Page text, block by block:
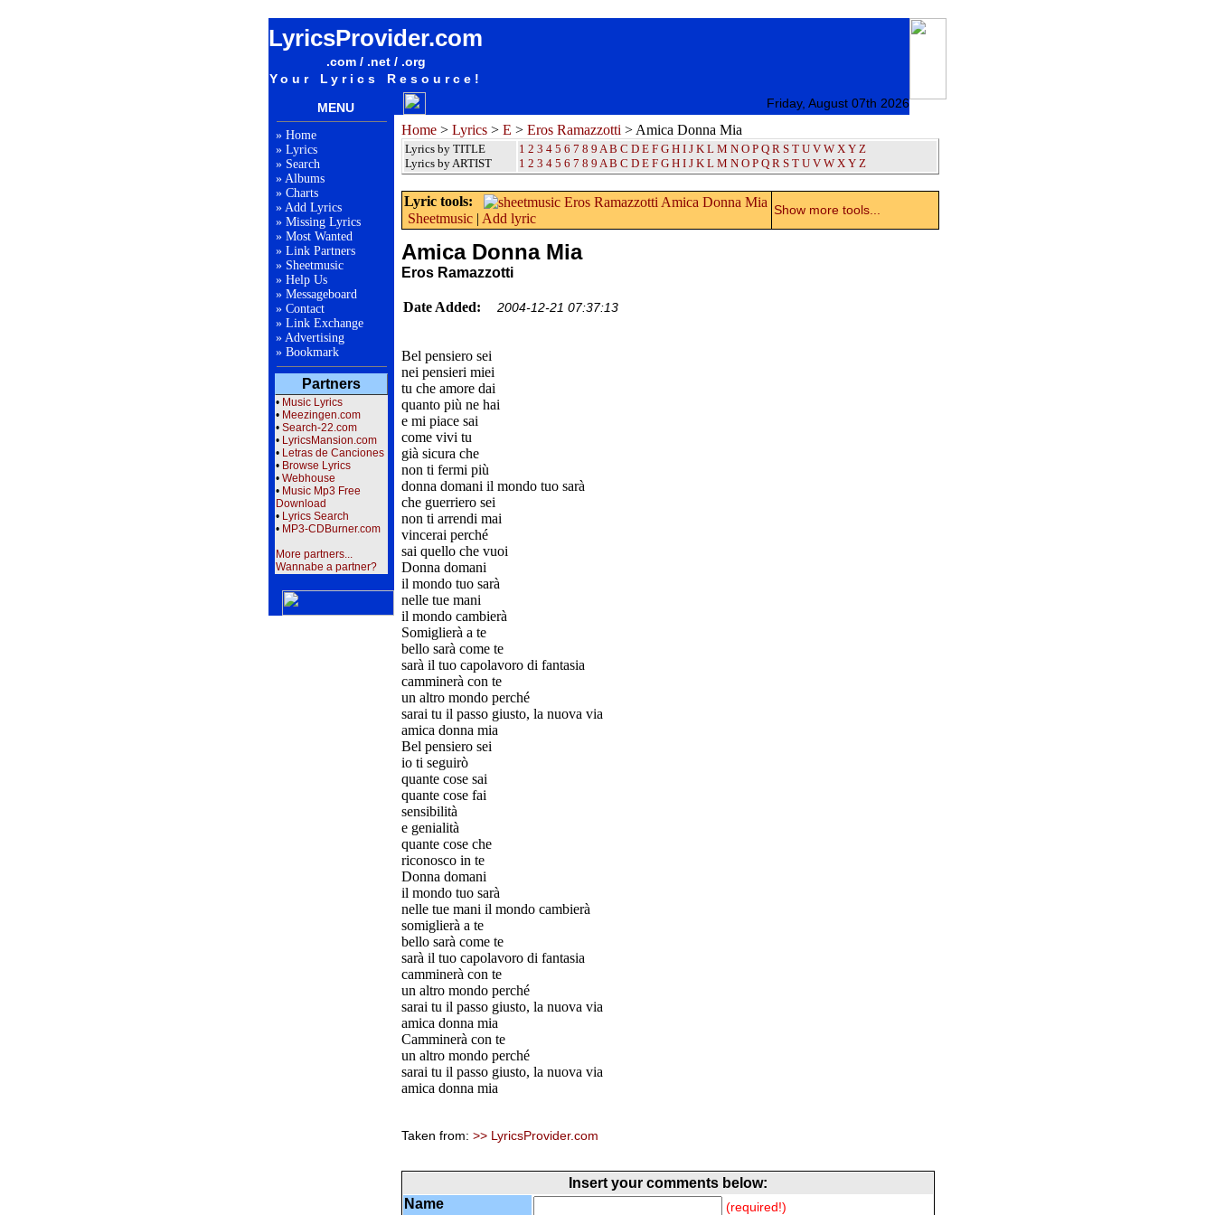
LyricsProvider.com
.com / .net / .org
Your Lyrics Resource!
MENU Friday, August 07th 2026
» Home
» Lyrics
» Search
» Albums
» Charts
» Add Lyrics
» Missing Lyrics
» Most Wanted
» Link Partners
» Sheetmusic
» Help Us
» Messageboard
» Contact
» Link Exchange
» Advertising
» Bookmark
Partners
• Music Lyrics
• Meezingen.com
• Search-22.com
• LyricsMansion.com
• Letras de Canciones
• Browse Lyrics
• Webhouse
• Music Mp3 Free
Download
• Lyrics Search
• MP3-CDBurner.com
More partners...
Wannabe a partner?
Home > Lyrics > E > Eros Ramazzotti > Amica Donna Mia
Lyrics by TITLE
Lyrics by ARTIST
1 2 3 4 5 6 7 8 9 A B C D E F G H I J K L M N O P Q R S T U V W X Y Z
1 2 3 4 5 6 7 8 9 A B C D E F G H I J K L M N O P Q R S T U V W X Y Z
Lyric tools:
Sheetmusic | Add lyric
Show more tools...
Amica Donna Mia
Eros Ramazzotti
Date Added: 2004-12-21 07:37:13
Bel pensiero sei
nei pensieri miei
tu che amore dai
quanto più ne hai
e mi piace sai
come vivi tu
già sicura che
non ti fermi più
donna domani il mondo tuo sarà
che guerriero sei
non ti arrendi mai
vincerai perché
sai quello che vuoi
Donna domani
il mondo tuo sarà
nelle tue mani
il mondo cambierà
Somiglierà a te
bello sarà come te
sarà il tuo capolavoro di fantasia
camminerà con te
un altro mondo perché
sarai tu il passo giusto, la nuova via
amica donna mia
Bel pensiero sei
io ti seguirò
quante cose sai
quante cose fai
sensibilità
e genialità
quante cose che
riconosco in te
Donna domani
il mondo tuo sarà
nelle tue mani il mondo cambierà
somiglierà a te
bello sarà come te
sarà il tuo capolavoro di fantasia
camminerà con te
un altro mondo perché
sarai tu il passo giusto, la nuova via
amica donna mia
Camminerà con te
un altro mondo perché
sarai tu il passo giusto, la nuova via
amica donna mia
Taken from: >> LyricsProvider.com
Insert your comments below:
Name
(required!)